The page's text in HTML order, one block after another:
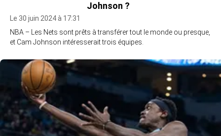
Johnson ?
Le 30 juin 2024 à 17:31
NBA – Les Nets sont prêts à transférer tout le monde ou presque,
et Cam Johnson intéresserait trois équipes.